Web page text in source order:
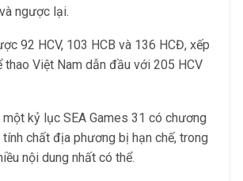
ngược lại.
92 HCV, 103 HCB và 136 HCĐ, xếp
Việt Nam dẫn đầu với 205 HCV
kỷ lục SEA Games 31 có chương
chất địa phương bị hạn chế, trong
nội dung nhất có thể.